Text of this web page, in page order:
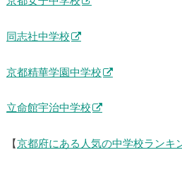
同志社中学校
京都精華学園中学校
立命館宇治中学校
【 京都府にある人気の中学校ランキ